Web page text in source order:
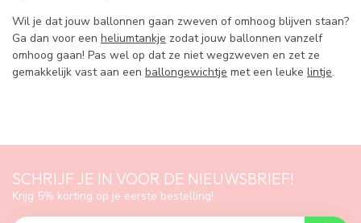
Wil je dat jouw ballonnen gaan zweven of omhoog blijven staan?
Ga dan voor een heliumtankje zodat jouw ballonnen vanzelf
omhoog gaan! Pas wel op dat ze niet wegzweven en zet ze
gemakkelijk vast aan een ballongewichtje met een leuke lintje.
SCHRIJF JE IN VOOR DE NIEUWSBRIEF!
Krijg 5% korting op je eerste bestelling!